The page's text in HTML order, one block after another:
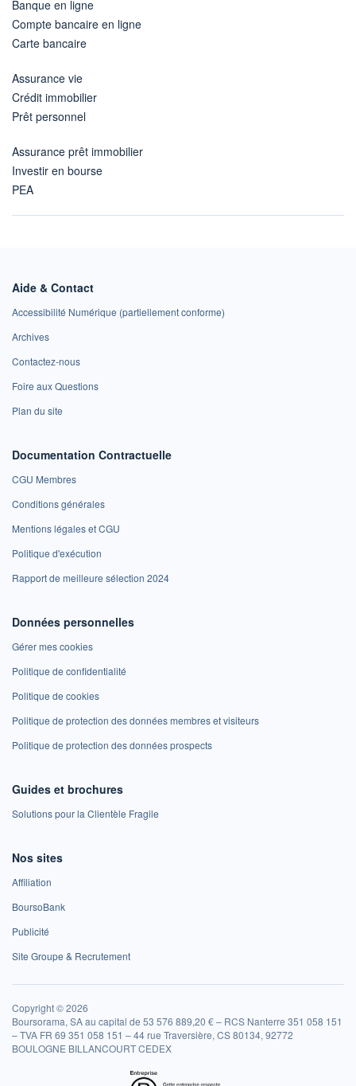
Banque en ligne
Compte bancaire en ligne
Carte bancaire
Assurance vie
Crédit immobilier
Prêt personnel
Assurance prêt immobilier
Investir en bourse
PEA
Aide & Contact
Accessibilité Numérique (partiellement conforme)
Archives
Contactez-nous
Foire aux Questions
Plan du site
Documentation Contractuelle
CGU Membres
Conditions générales
Mentions légales et CGU
Politique d'exécution
Rapport de meilleure sélection 2024
Données personnelles
Gérer mes cookies
Politique de confidentialité
Politique de cookies
Politique de protection des données membres et visiteurs
Politique de protection des données prospects
Guides et brochures
Solutions pour la Clientèle Fragile
Nos sites
Affiliation
BoursoBank
Publicité
Site Groupe & Recrutement
Copyright © 2026
Boursorama, SA au capital de 53 576 889,20 € – RCS Nanterre 351 058 151
– TVA FR 69 351 058 151 – 44 rue Traversière, CS 80134, 92772
BOULOGNE BILLANCOURT CEDEX